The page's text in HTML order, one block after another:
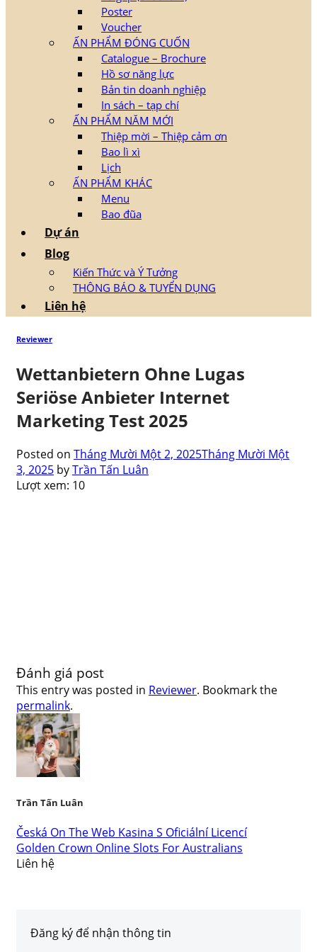
Poster
Voucher
ẤN PHẨM ĐÓNG CUỐN
Catalogue – Brochure
Hồ sơ năng lực
Bản tin doanh nghiệp
In sách – tạp chí
ẤN PHẨM NĂM MỚI
Thiệp mời – Thiệp cảm ơn
Bao lì xì
Lịch
ẤN PHẨM KHÁC
Menu
Bao đũa
Dự án
Blog
Kiến Thức và Ý Tưởng
THÔNG BÁO & TUYỂN DỤNG
Liên hệ
Reviewer
Wettanbietern Ohne Lugas
Seriöse Anbieter Internet
Marketing Test 2025
Posted on Tháng Mười Một 2, 2025Tháng Mười Một
3, 2025 byTrần Tấn Luân
Lượt xem: 10
Đánh giá post
This entry was posted in Reviewer. Bookmark the
permalink.
Trần Tấn Luân
Česká On The Web Kasina S Oficiální Licencí
Golden Crown Online Slots For Australians
Liên hệ
Đăng ký để nhận thông tin